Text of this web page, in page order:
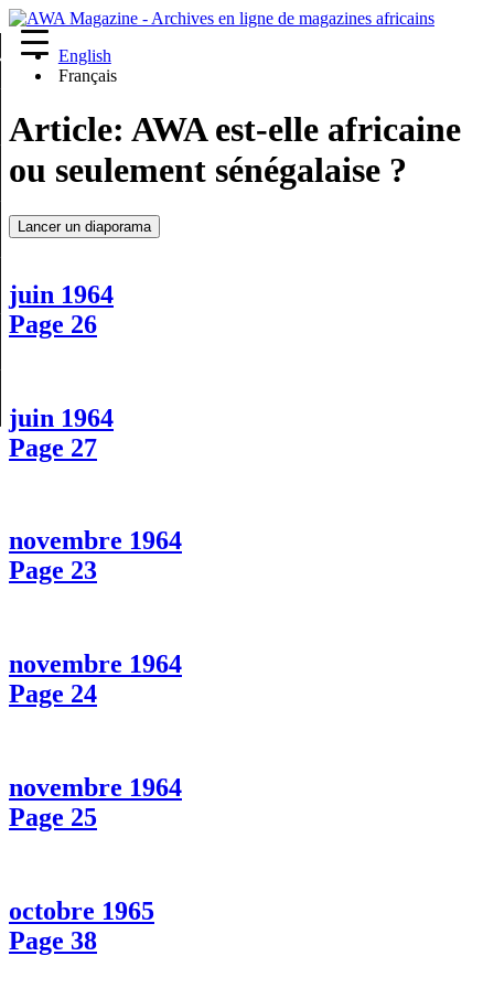
English
Français
Article: AWA est-elle africaine
ou seulement sénégalaise ?
Lancer un diaporama
juin 1964
Page 26
juin 1964
Page 27
novembre 1964
Page 23
novembre 1964
Page 24
novembre 1964
Page 25
octobre 1965
Page 38